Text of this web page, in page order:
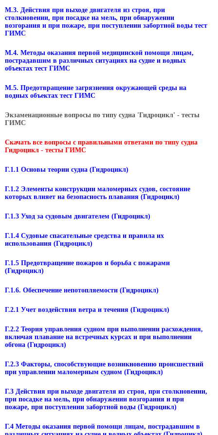
М.3. Действия при выходе двигателя из строя, при
столкновении, при посадке на мель, при обнаружении
возгорания и при пожаре, при поступлении забортной воды тест
ГИМС
М.4. Методы оказания первой медицинской помощи лицам,
пострадавшим в различных ситуациях на судне и водных
объектах тест ГИМС
М.5. Предотвращение загрязнения окружающей среды на
водных объектах тест ГИМС
Экзаменационные вопросы по типу судна 'Гидроцикл' - тесты
ГИМС
Скачать все вопросы с правильными ответами по типу судна
Гидроцикл - тесты ГИМС
Г.1.1 Основы теории судна (Гидроцикл)
Г.1.2 Элементы конструкции маломерных судов, состояние
которых влияет на безопасность плавания (Гидроцикл)
Г.1.3 Уход за судовым двигателем (Гидроцикл)
Г.1.4 Судовые спасательные средства и правила их
использования (Гидроцикл)
Г.1.5 Предотвращение пожаров и борьба с пожарами
(Гидроцикл)
Г.1.6. Обеспечение непотопляемости (Гидроцикл)
Г.2.1 Учет воздействия ветра и течения (Гидроцикл)
Г.2.2 Теория управления судном при выполнении расхождения,
включая плавание на встречных курсах и при выполнении
обгона (Гидроцикл)
Г.2.3 Факторы, способствующие возникновению происшествий
при управлении маломерным судном (Гидроцикл)
Г.3 Действия при выходе двигателя из строя, при столкновении,
при посадке на мель, при обнаружении возгорания и при
пожаре, при поступлении забортной воды (Гидроцикл)
Г.4 Методы оказания первой помощи лицам, пострадавшим в